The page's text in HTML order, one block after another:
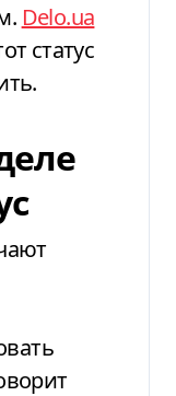
Delo.ua
статус